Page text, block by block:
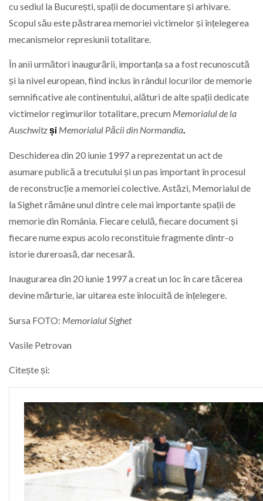
cu sediul la București, spații de documentare și arhivare.
Scopul său este păstrarea memoriei victimelor și înțelegerea
mecanismelor represiunii totalitare.
În anii următori inaugurării, importanța sa a fost recunoscută
și la nivel european, fiind inclus în rândul locurilor de memorie
semnificative ale continentului, alături de alte spații dedicate
victimelor regimurilor totalitare, precum Memorialul de la
Auschwitzși Memorialul Păcii din Normandia.
Deschiderea din 20 iunie 1997 a reprezentat un act de
asumare publică a trecutului și un pas important în procesul
de reconstrucție a memoriei colective. Astăzi, Memorialul de
la Sighet rămâne unul dintre cele mai importante spații de
memorie din România. Fiecare celulă, fiecare document și
fiecare nume expus acolo reconstituie fragmente dintr-o
istorie dureroasă, dar necesară.
Inaugurarea din 20 iunie 1997 a creat un loc în care tăcerea
devine mărturie, iar uitarea este înlocuită de înțelegere.
Sursa FOTO: Memorialul Sighet
Vasile Petrovan
Citește și: